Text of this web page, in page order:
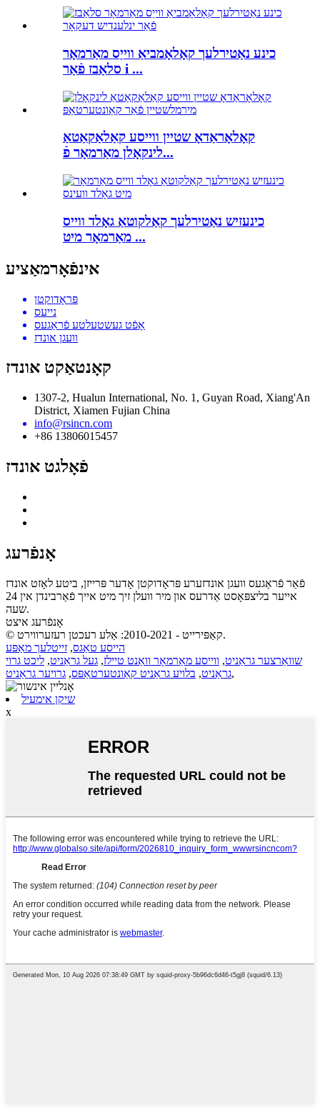
כינע נאַטירלעך קאָלאָמביאַ ווייַס מאַרמאָר
סלאַבז פֿאַר i ...
קאָלאָראַדאָ שטיין ווייסע קאַלאַקאַטאַ
לינקאָלן מאַרמאָר פֿ...
כינעזיש נאַטירלעך קאַלקוטאַ גאָלד ווייס
מאַרמאָר מיט ...
אינפֿאָרמאַציע
פּראָדוקטן
נייעס
אָפֿט געשטעלטע פֿראַגעס
וועגן אונדז
קאָנטאַקט אונדז
1307-2, Hualun International, No. 1, Guyan Road, Xiang'An
District, Xiamen Fujian China
info@rsincn.com
+86 13806015457
פֿאָלגט אונדז
אָנפֿרעג
פֿאַר פֿראַגעס וועגן אונדזערע פּראָדוקטן אָדער פּרייזן, ביטע לאָזט אונדז
אייער בליצפּאָסט אַדרעס און מיר וועלן זיך מיט אייך פֿאַרבינדן אין 24
שעה.
אָנפֿרעג איצט
© קאַפּירייט - 2010-2021: אַלע רעכטן רעזערווירט.
הייסע טאַגס, זייטלעך מאַפּע
שוואַרצער גראַניט, ווייסע מאַרמאָר וואַנט טיילז, געל גראַניט, ליכט גרוי
גראַניט, בלויע גראַניט קאַונטערטאַפּס, גרויער גראַניט ,
שיקן אימעיל
x